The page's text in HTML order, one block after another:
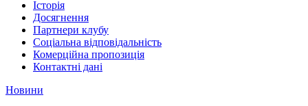
Історія
Досягнення
Партнери клубу
Соціальна відповідальність
Комерційна пропозиція
Контактні дані
Новини